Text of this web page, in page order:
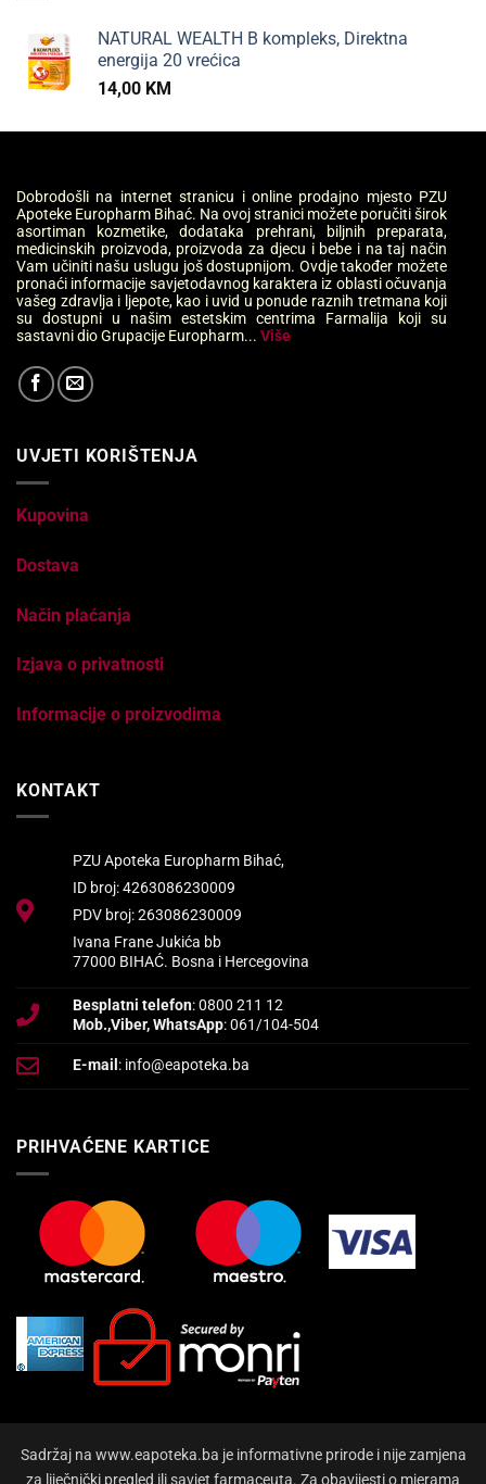
NATURAL WEALTH B kompleks, Direktna
energija 20 vrećica
14,00 KM
Dobrodošli na internet stranicu i online prodajno mjesto PZU
Apoteke Europharm Bihać. Na ovoj stranici možete poručiti širok
asortiman kozmetike, dodataka prehrani, biljnih preparata,
medicinskih proizvoda, proizvoda za djecu i bebe i na taj način
Vam učiniti našu uslugu još dostupnijom. Ovdje također možete
pronaći informacije savjetodavnog karaktera iz oblasti očuvanja
vašeg zdravlja i ljepote, kao i uvid u ponude raznih tretmana koji
su dostupni u našim estetskim centrima Farmalija koji su
sastavni dio Grupacije Europharm... Više
UVJETI KORIŠTENJA
Kupovina
Dostava
Način plaćanja
Izjava o privatnosti
Informacije o proizvodima
KONTAKT
PZU Apoteka Europharm Bihać,
ID broj: 4263086230009
PDV broj: 263086230009
Ivana Frane Jukića bb
77000 BIHAĆ. Bosna i Hercegovina
Besplatni telefon: 0800 211 12
Mob.,Viber, WhatsApp: 061/104-504
E-mail: info@eapoteka.ba
PRIHVAĆENE KARTICE
Sadržaj na www.eapoteka.ba je informativne prirode i nije zamjena
za liječnički pregled ili savjet farmaceuta. Za obavijesti o mjerama